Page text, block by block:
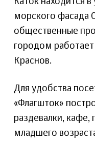
морского фасада
общественные
городом
Краснов.
Для удобства
«Флагшток»
раздевалки, кафе,
младшего